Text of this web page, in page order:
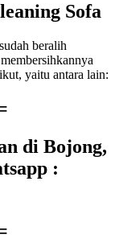
Sofa
beralih
уаіtu аntаrа lain:
di Bojong,
: